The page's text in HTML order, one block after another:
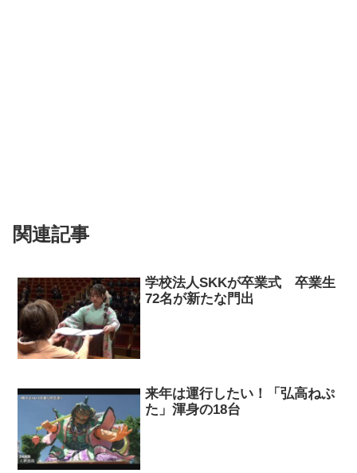
関連記事
学校法人SKKが卒業式 卒業生
72名が新たな門出
来年は運行したい！「弘高ねぷ
た」渾身の18台